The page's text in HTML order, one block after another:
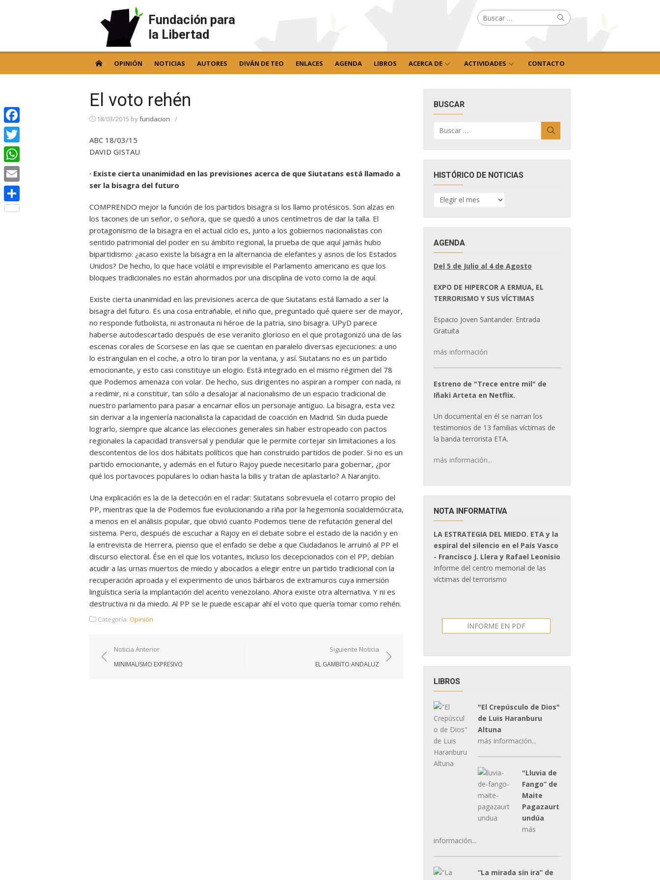
Fundación para
la Libertad
Buscar
por: Buscar
OPINIÓN NOTICIAS AUTORES DIVÁN DE TEO ENLACES AGENDA LIBROS ACERCA DE ACTIVIDADES CONTACTO
El voto rehén
18/03/2015 byfundacion /
ABC 18/03/15
DAVID GISTAU
· Existe cierta unanimidad en las previsiones acerca de que Siutatans está llamado a
ser la bisagra del futuro
COMPRENDO mejor la función de los partidos bisagra si los llamo protésicos. Son alzas en
los tacones de un señor, o señora, que se quedó a unos centímetros de dar la talla. El
protagonismo de la bisagra en el actual ciclo es, junto a los gobiernos nacionalistas con
sentido patrimonial del poder en su ámbito regional, la prueba de que aquí jamás hubo
bipartidismo: ¿acaso existe la bisagra en la alternancia de elefantes y asnos de los Estados
Unidos? De hecho, lo que hace volátil e imprevisible el Parlamento americano es que los
bloques tradicionales no están ahormados por una disciplina de voto como la de aquí.
Existe cierta unanimidad en las previsiones acerca de que Siutatans está llamado a ser la
bisagra del futuro. Es una cosa entrañable, el niño que, preguntado qué quiere ser de mayor,
no responde futbolista, ni astronauta ni héroe de la patria, sino bisagra. UPyD parece
haberse autodescartado después de ese veranito glorioso en el que protagonizó una de las
escenas corales de Scorsese en las que se cuentan en paralelo diversas ejecuciones: a uno
lo estrangulan en el coche, a otro lo tiran por la ventana, y así. Siutatans no es un partido
emocionante, y esto casi constituye un elogio. Está integrado en el mismo régimen del 78
que Podemos amenaza con volar. De hecho, sus dirigentes no aspiran a romper con nada, ni
a redimir, ni a constituir, tan sólo a desalojar al nacionalismo de un espacio tradicional de
nuestro parlamento para pasar a encarnar ellos un personaje antiguo. La bisagra, esta vez
sin derivar a la ingeniería nacionalista la capacidad de coacción en Madrid. Sin duda puede
lograrlo, siempre que alcance las elecciones generales sin haber estropeado con pactos
regionales la capacidad transversal y pendular que le permite cortejar sin limitaciones a los
descontentos de los dos hábitats políticos que han construido partidos de poder. Si no es un
partido emocionante, y además en el futuro Rajoy puede necesitarlo para gobernar, ¿por
qué los portavoces populares lo odian hasta la bilis y tratan de aplastarlo? A Naranjito.
Una explicación es la de la detección en el radar: Siutatans sobrevuela el cotarro propio del
PP, mientras que la de Podemos fue evolucionando a riña por la hegemonía socialdemócrata,
a menos en el análisis popular, que obvió cuanto Podemos tiene de refutación general del
sistema. Pero, después de escuchar a Rajoy en el debate sobre el estado de la nación y en
la entrevista de Herrera, pienso que el enfado se debe a que Ciudadanos le arruinó al PP el
discurso electoral. Ése en el que los votantes, incluso los decepcionados con el PP, debían
acudir a las urnas muertos de miedo y abocados a elegir entre un partido tradicional con la
recuperación aproada y el experimento de unos bárbaros de extramuros cuya inmersión
lingüística sería la implantación del acento venezolano. Ahora existe otra alternativa. Y ni es
destructiva ni da miedo. Al PP se le puede escapar ahí el voto que quería tomar como rehén.
Categoría: Opinión
Navegación
de
Noticia Anterior
MINIMALISMO EXPRESIVO
Siguiente Noticia
EL GAMBITO ANDALUZ
BUSCAR
por:
HISTÓRICO DE NOTICIAS
HISTÓRICO
DE
AGENDA
Del 5 de Julio al 4 de Agosto
EXPO DE HIPERCOR A ERMUA, EL
TERRORISMO Y SUS VÍCTIMAS
Espacio Joven Santander. Entrada
Gratuita
más información
Estreno de "Trece entre mil" de
Iñaki Arteta en Netflix.
Un documental en él se narran los
testimonios de 13 familias víctimas de
la banda terrorista ETA.
más información...
NOTA INFORMATIVA
LA ESTRATEGIA DEL MIEDO. ETA y la
espiral del silencio en el País Vasco
- Francisco J. Llera y Rafael Leonisio
Informe del centro memorial de las
víctimas del terrorismo
INFORME EN PDF
LIBROS
"El Crepúsculo de Dios"
de Luis Haranburu
Altuna
más información...
"Lluvia de
Fango” de
Maite
Pagazaurt
undúa
más
información...
“La mirada sin ira” de
Facebook
Twitter
WhatsApp
Email
Compartir